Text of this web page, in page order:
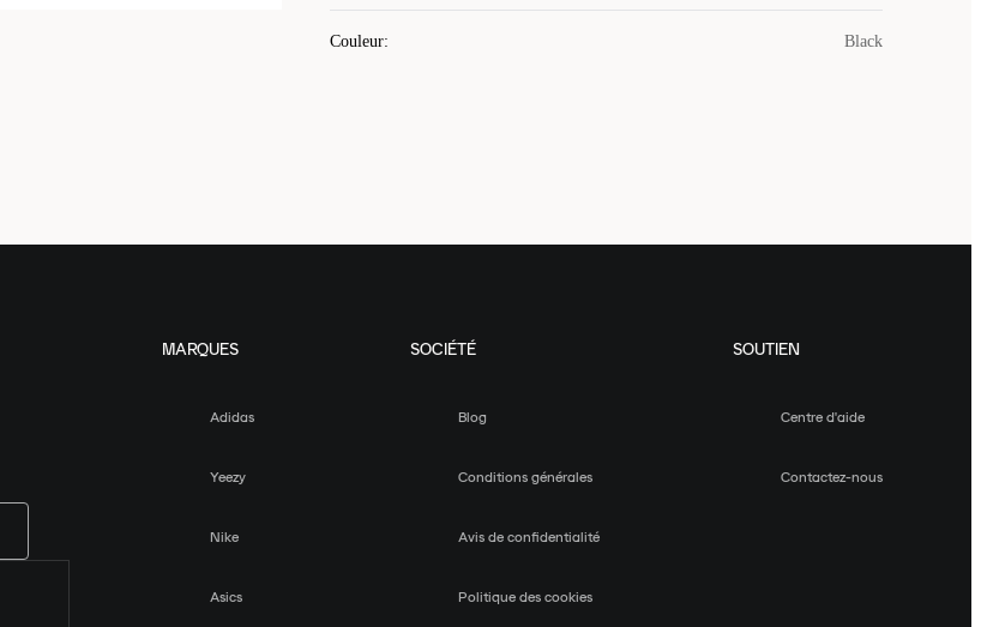
Couleur: Black
MARQUES
Adidas
Yeezy
Nike
Asics
SOCIÉTÉ
Blog
Conditions générales
Avis de confidentialité
Politique des cookies
SOUTIEN
Centre d'aide
Contactez-nous